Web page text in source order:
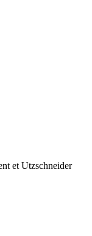
et Utzschneider